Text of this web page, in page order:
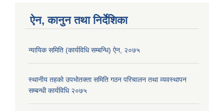
ऐन, कानुन तथा निर्देशिका
न्यायिक समिति (कार्यविधि सम्बन्धि) ऐन, २०७५
स्थानीय तहकाे उपभोतक्ता समिति गठन परिचालन तथा व्यवस्थापन
सम्बन्धी कार्यविधि २०७५